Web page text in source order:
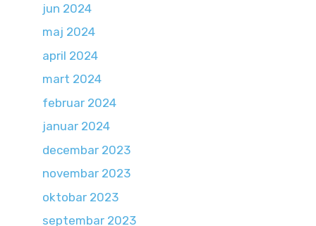
jun 2024
maj 2024
april 2024
mart 2024
februar 2024
januar 2024
decembar 2023
novembar 2023
oktobar 2023
septembar 2023